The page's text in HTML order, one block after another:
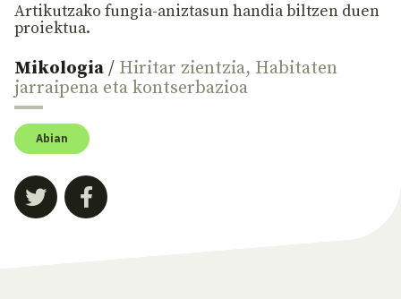
Artikutzako fungia-aniztasun handia biltzen duen
proiektua.
Mikologia / Hiritar zientzia, Habitaten
jarraipena eta kontserbazioa
Abian